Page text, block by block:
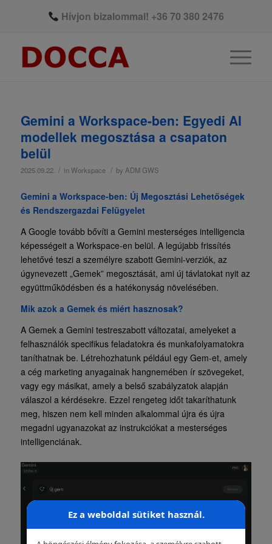
Hívjon bizalommal! +36 70 380 2476
Gemini a Workspace-ben: Egyedi AI
modellek megosztása a csapaton
belül
2025.09.22. / inWorkspace / by ADM GWS
Gemini a Workspace-ben: Új Megosztási Lehetőségek
és Rendszergazdai Felügyelet
A Google tovább bővíti a Gemini mesterséges intelligencia
képességeit a Workspace-en belül. A legújabb frissítés
lehetővé teszi a személyre szabott Gemini-verziók, az
úgynevezett „Gemek” megosztását, ami új távlatokat nyit az
együttműködésben és a hatékonyság növelésében.
Mik azok a Gemek és miért hasznosak?
A Gemek a Gemini testreszabott változatai, amelyeket a
felhasználók specifikus feladatokra és munkafolyamatokra
taníthatnak be. Létrehozhatunk például egy Gem-et, amely
a cég marketing anyagainak hangnemében ír szövegeket,
vagy egy másikat, amely a belső szabályzatok alapján
válaszol a kérdésekre. Ezzel rengeteg időt takaríthatunk
meg, hiszen nem kell minden alkalommal újra és újra
megadni ugyanazokat az instrukciókat a mesterséges
intelligenciának.
Ez a weboldal sütiket használ.